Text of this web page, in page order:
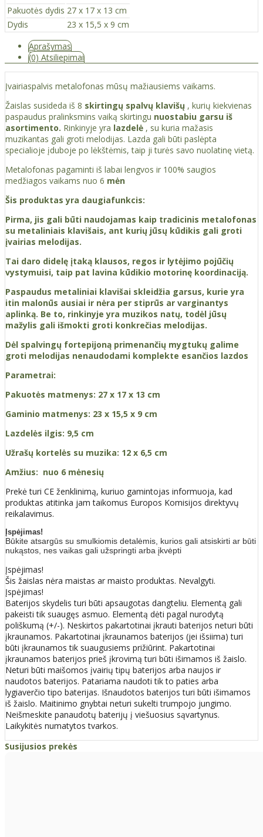
Pakuotės dydis 27 x 17 x 13 cm
Dydis
23 x 15,5 x 9 cm
Aprašymas
(0) Atsiliepimai
Įvairiaspalvis metalofonas mūsų mažiausiems vaikams.
Žaislas susideda iš 8 skirtingų spalvų klavišų , kurių kiekvienas
paspaudus pralinksmins vaiką skirtingu nuostabiu garsu iš
asortimento. Rinkinyje yra lazdelė , su kuria mažasis
muzikantas gali groti melodijas. Lazda gali būti paslėpta
specialioje įduboje po lėkštėmis, taip ji turės savo nuolatinę vietą.
Metalofonas pagaminti iš labai lengvos ir 100% saugios
medžiagos vaikams nuo 6 mėn
Šis produktas yra daugiafunkcis:
Pirma, jis gali būti naudojamas kaip tradicinis metalofonas
su metaliniais klavišais, ant kurių jūsų kūdikis gali groti
įvairias melodijas.
Tai daro didelę įtaką klausos, regos ir lytėjimo pojūčių
vystymuisi, taip pat lavina kūdikio motorinę koordinaciją.
Paspaudus metaliniai klavišai skleidžia garsus, kurie yra
itin malonūs ausiai ir nėra per stiprūs ar varginantys
aplinką. Be to, rinkinyje yra muzikos natų, todėl jūsų
mažylis gali išmokti groti konkrečias melodijas.
Dėl spalvingų fortepijoną primenančių mygtukų galime
groti melodijas nenaudodami komplekte esančios lazdos
Parametrai:
Pakuotės matmenys: 27 x 17 x 13 cm
Gaminio matmenys: 23 x 15,5 x 9 cm
Lazdelės ilgis: 9,5 cm
Užrašų kortelės su muzika: 12 x 6,5 cm
Amžius: nuo 6 mėnesių
Prekė turi CE ženklinimą, kuriuo gamintojas informuoja, kad
produktas atitinka jam taikomus Europos Komisijos direktyvų
reikalavimus.
Įspėjimas!
Būkite atsargūs su smulkiomis detalėmis, kurios gali atsiskirti ar būti
nukąstos, nes vaikas gali užspringti arba įkvėpti
Įspėjimas!
Šis žaislas nėra maistas ar maisto produktas. Nevalgyti.
Įspėjimas!
Baterijos skydelis turi būti apsaugotas dangteliu. Elementą gali
pakeisti tik suaugęs asmuo. Elementą dėti pagal nurodytą
poliškumą (+/-). Neskirtos pakartotinai įkrauti baterijos neturi būti
įkraunamos. Pakartotinai įkraunamos baterijos (jei išsiima) turi
būti įkraunamos tik suaugusiems prižiūrint. Pakartotinai
įkraunamos baterijos prieš įkrovimą turi būti išimamos iš žaislo.
Neturi būti maišomos įvairių tipų baterijos arba naujos ir
naudotos baterijos. Patariama naudoti tik to paties arba
lygiaverčio tipo baterijas. Išnaudotos baterijos turi būti išimamos
iš žaislo. Maitinimo gnybtai neturi sukelti trumpojo jungimo.
Neišmeskite panaudotų baterijų į viešuosius sąvartynus.
Laikykitės numatytos tvarkos.
Susijusios prekės